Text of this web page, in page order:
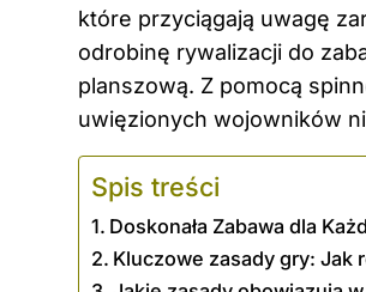
które przyciągają uwagę
odrobinę rywalizacji do
planszową. Z pomocą
uwięzionych wojowników
Spis treści
Doskonała Zabawa dla
Kluczowe zasady gry: Jak